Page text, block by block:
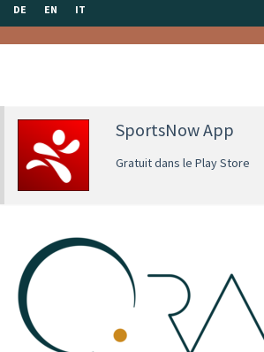
DE EN IT
SportsNow App
Gratuit dans le Play Store